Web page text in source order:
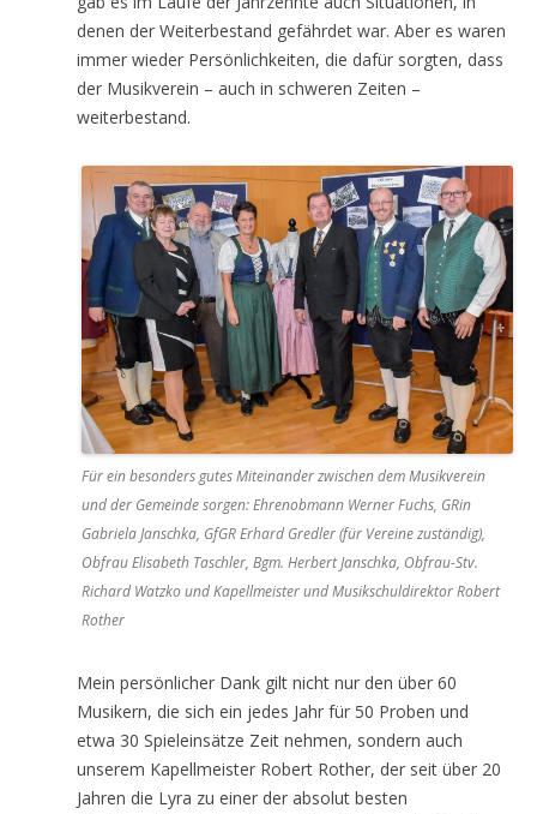
denen der Weiterbestand gefährdet war. Aber es waren
immer wieder Persönlichkeiten, die dafür sorgten, dass
der Musikverein – auch in schweren Zeiten –
weiterbestand.
Für ein besonders gutes Miteinander zwischen dem Musikverein
und der Gemeinde sorgen: Ehrenobmann Werner Fuchs, GRin
Gabriela Janschka, GfGR Erhard Gredler (für Vereine zuständig),
Obfrau Elisabeth Taschler, Bgm. Herbert Janschka, Obfrau-Stv.
Richard Watzko und Kapellmeister und Musikschuldirektor Robert
Rother
Mein persönlicher Dank gilt nicht nur den über 60
Musikern, die sich ein jedes Jahr für 50 Proben und
etwa 30 Spieleinsätze Zeit nehmen, sondern auch
unserem Kapellmeister Robert Rother, der seit über 20
Jahren die Lyra zu einer der absolut besten